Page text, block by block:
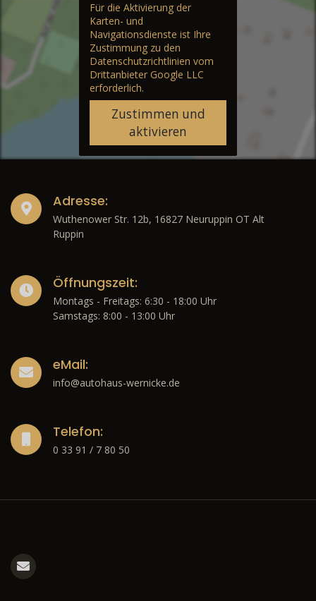
Für die Aktivierung der
Karten- und
Navigationsdienste ist Ihre
Zustimmung zu den
Datenschutzrichtlinien vom
Drittanbieter Google LLC
erforderlich.
Zustimmen und
aktivieren
Adresse:
Wuthenower Str. 12b, 16827 Neuruppin OT Alt
Ruppin
Öffnungszeit:
Montags - Freitags: 6:30 - 18:00 Uhr
Samstags: 8:00 - 13:00 Uhr
eMail:
info@autohaus-wernicke.de
Telefon:
0 33 91 / 7 80 50